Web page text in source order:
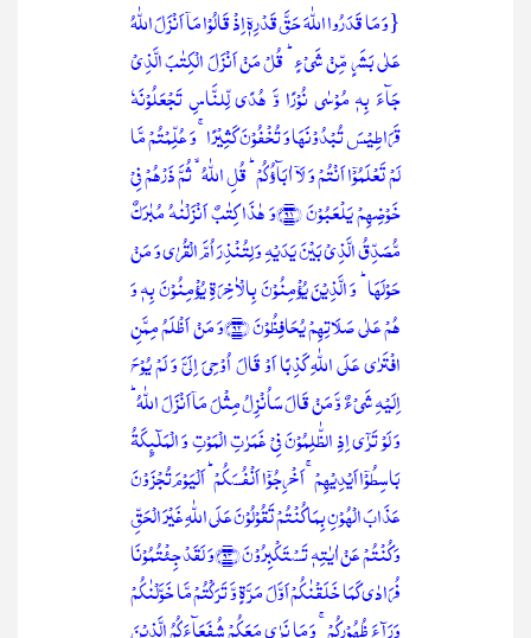
{وَ مَا قَدَرُوا اللّٰہَ حَقَّ قَدۡرِہٖۤ اِذۡ قَالُوۡا مَاۤ اَنۡزَلَ اللّٰہُ
عَلٰی بَشَرٍ مِّنۡ شَیۡءٍ ؕ قُلۡ مَنۡ اَنۡزَلَ الۡکِتٰبَ الَّذِیۡ
جَآءَ بِہٖ مُوۡسٰی نُوۡرًا وَّ ہُدًی لِّلنَّاسِ تَجۡعَلُوۡنَہٗ
قَرَاطِیۡسَ تُبۡدُوۡنَہَا وَ تُخۡفُوۡنَ کَثِیۡرًا ۚ وَ عُلِّمۡتُمۡ مَّا
لَمۡ تَعۡلَمُوۡۤا اَنۡتُمۡ وَ لَاۤ اٰبَآؤُکُمۡ ؕ قُلِ اللّٰہُ ۙ ثُمَّ ذَرۡہُمۡ فِیۡ
خَوۡضِہِمۡ یَلۡعَبُوۡنَ ﴿۹۱﴾وَ ہٰذَا کِتٰبٌ اَنۡزَلۡنٰہُ مُبٰرَکٌ
مُّصَدِّقُ الَّذِیۡ بَیۡنَ یَدَیۡہِ وَ لِتُنۡذِرَ اُمَّ الۡقُرٰی وَ مَنۡ
حَوۡلَہَا ؕ وَ الَّذِیۡنَ یُؤۡمِنُوۡنَ بِالۡاٰخِرَۃِ یُؤۡمِنُوۡنَ بِہٖ وَ
ہُمۡ عَلٰی صَلَاتِہِمۡ یُحَافِظُوۡنَ ﴿۹۲﴾وَ مَنۡ اَظۡلَمُ مِمَّنِ
افۡتَرٰی عَلَی اللّٰہِ کَذِبًا اَوۡ قَالَ اُوۡحِیَ اِلَیَّ وَ لَمۡ یُوۡحَ
اِلَیۡہِ شَیۡءٌ وَّ مَنۡ قَالَ سَاُنۡزِلُ مِثۡلَ مَاۤ اَنۡزَلَ اللّٰہُ ؕ
وَ لَوۡ تَرٰۤی اِذِ الظّٰلِمُوۡنَ فِیۡ غَمَرٰتِ الۡمَوۡتِ وَ الۡمَلٰٓئِکَۃُ
بَاسِطُوۡۤا اَیۡدِیۡہِمۡ ۚ اَخۡرِجُوۡۤا اَنۡفُسَکُمۡ ؕ اَلۡیَوۡمَ تُجۡزَوۡنَ
عَذَابَ الۡہُوۡنِ بِمَا کُنۡتُمۡ تَقُوۡلُوۡنَ عَلَی اللّٰہِ غَیۡرَ الۡحَقِّ
وَ کُنۡتُمۡ عَنۡ اٰیٰتِہٖ تَسۡتَکۡبِرُوۡنَ ﴿۹۳﴾وَ لَقَدۡ جِئۡتُمُوۡنَا
فُرَادٰی کَمَا خَلَقۡنٰکُمۡ اَوَّلَ مَرَّۃٍ وَّ تَرَکۡتُمۡ مَّا خَوَّلۡنٰکُمۡ